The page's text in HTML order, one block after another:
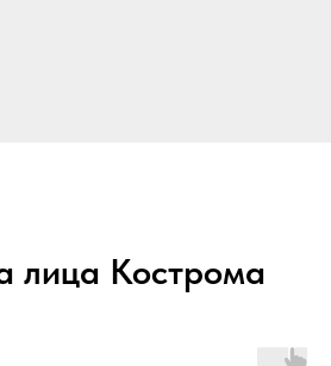
лица Кострома